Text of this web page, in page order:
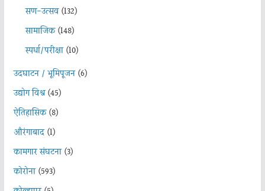
सण-उत्सव(132)
सामाजिक(148)
स्पर्धा/परीक्षा(10)
उदघाटन / भूमिपूजन(6)
उद्योग विश्व(45)
ऐतिहासिक(8)
औरंगाबाद(1)
कामगार संघटना(3)
कोरोना(593)